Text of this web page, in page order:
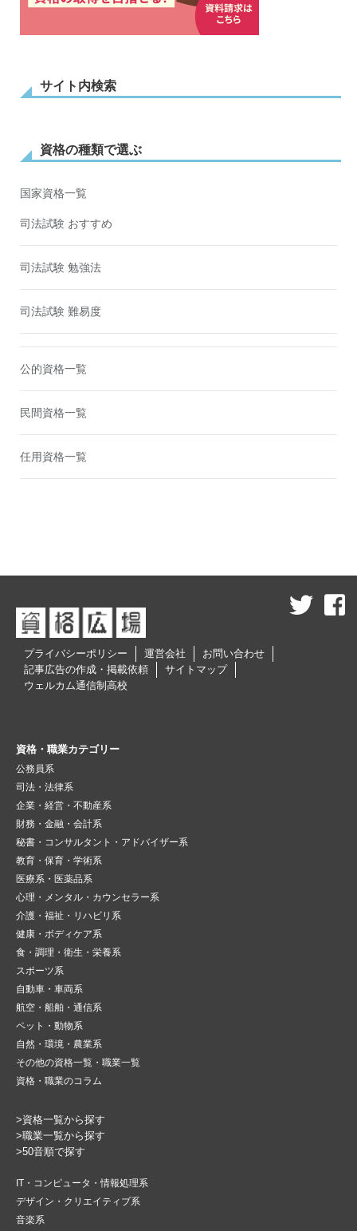
サイト内検索
資格の種類で選ぶ
国家資格一覧
司法試験 おすすめ
司法試験 勉強法
司法試験 難易度
公的資格一覧
民間資格一覧
任用資格一覧
プライバシーポリシー 運営会社
お問い合わせ
記事広告の作成・掲載依頼
サイトマップ
ウェルカム通信制高校
資格・職業カテゴリー
公務員系
司法・法律系
企業・経営・不動産系
財務・金融・会計系
秘書・コンサルタント・アドバイザー系
教育・保育・学術系
医療系・医薬品系
心理・メンタル・カウンセラー系
介護・福祉・リハビリ系
健康・ボディケア系
食・調理・衛生・栄養系
スポーツ系
自動車・車両系
航空・船舶・通信系
ペット・動物系
自然・環境・農業系
その他の資格一覧・職業一覧
資格・職業のコラム
>資格一覧から探す
>職業一覧から探す
>50音順で探す
IT・コンピュータ・情報処理系
デザイン・クリエイティブ系
音楽系